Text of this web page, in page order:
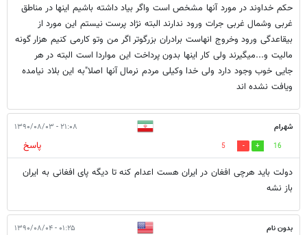
حکم خداوند در مورد آنها مشخص است واگر بیاد داشته باشیم اینها در مناطق
غربی وشمال غربی جرات ورود ندارند البته نژاد پرست نیستم این مورد از
بیقاعدگی ورود وخروج انهاست برادران بزرگوتر اگر من وتو کارمی کنیم هزار گونه
مالیت و...میگیرند ولی کار اینها بدون پرداخت این مواردا است البته در هر
جایی خوب وجود دارد ولی خدا وکیلی مردم نرمال آنها اصلا"به این بلاد نیامده
ویافت نشده اند
شهرام ۲۱:۰۸ - ۱۳۹۰/۰۸/۰۳
16
5
پاسخ
دولت باید هرچی افغان در ایران هست اعدام کنه تا دیگه پای افغانی به ایران
باز نشه
بدون نام ۰۱:۲۵ - ۱۳۹۰/۰۸/۰۴